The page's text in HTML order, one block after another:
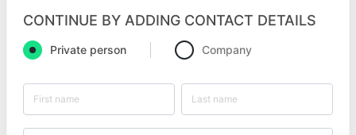
CONTINUE BY ADDING CONTACT DETAILS
Private person Company